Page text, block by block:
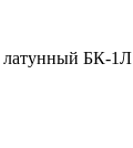
латунный БК-1Л